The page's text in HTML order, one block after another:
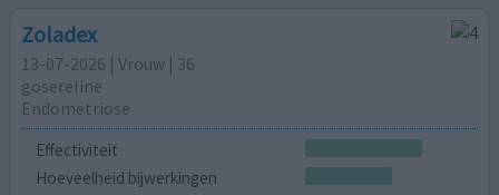
Zoladex
13-07-2026 | Vrouw | 36
gosereline
Endometriose
Effectiviteit
Hoeveelheid bijwerkingen